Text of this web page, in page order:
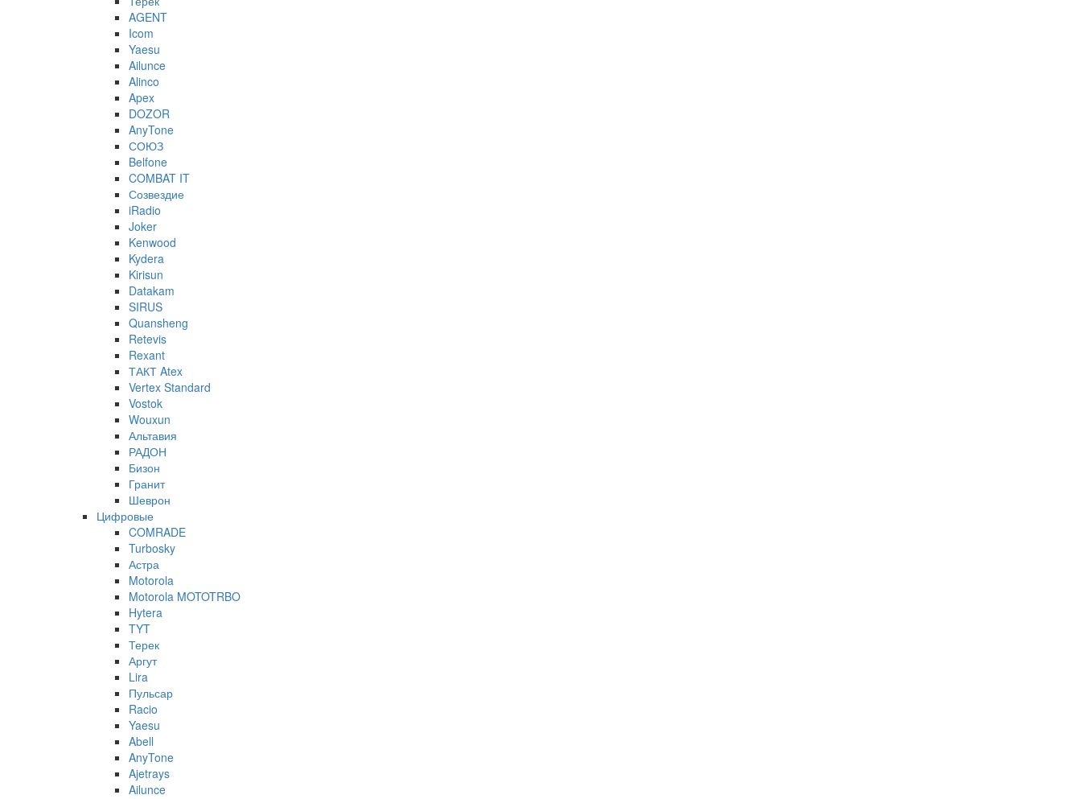
AGENT
Icom
Yaesu
Ailunce
Alinco
Apex
DOZOR
AnyTone
СОЮЗ
Belfone
COMBAT IT
Созвездие
iRadio
Joker
Kenwood
Kydera
Kirisun
Datakam
SIRUS
Quansheng
Retevis
Rexant
ТАКТ Atex
Vertex Standard
Vostok
Wouxun
Альтавия
РАДОН
Бизон
Гранит
Шеврон
Цифровые
COMRADE
Turbosky
Астра
Motorola
Motorola MOTOTRBO
Hytera
TYT
Терек
Аргут
Lira
Пульсар
Racio
Yaesu
Abell
AnyTone
Ajetrays
Ailunce